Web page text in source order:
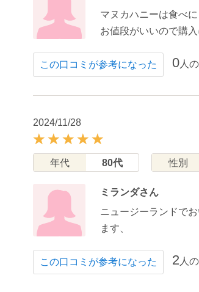
マヌカハニーは食べ
お値段がいいので購
この口コミが参考になった 0人
2024/11/28
年代 80代 性別
ミランダさん
ニュージーランドで
ます、
この口コミが参考になった 2 人